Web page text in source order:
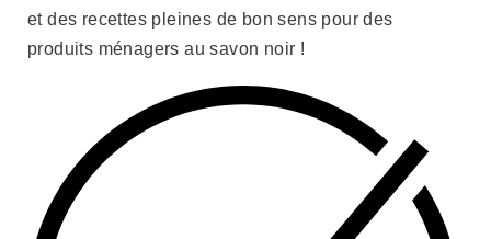
et des recettes pleines de bon sens pour des
produits ménagers au savon noir !